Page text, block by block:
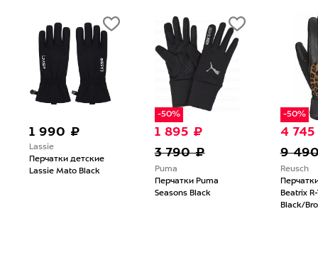
1 990 ₽
Lassie
Перчатки детские
Lassie Mato Black
-50%
1 895 ₽
3 790 ₽
Puma
Перчатки Puma
Seasons Black
-50%
4
9
Reusch
Beatrix
Black/